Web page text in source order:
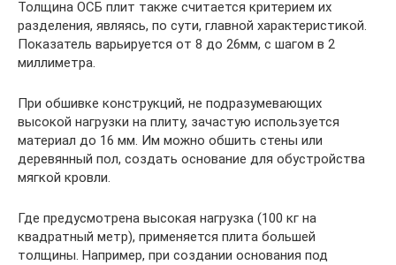
Толщина ОСБ плит также считается критерием их
разделения, являясь, по сути, главной характеристикой.
Показатель варьируется от 8 до 26мм, с шагом в 2
миллиметра.
При обшивке конструкций, не подразумевающих
высокой нагрузки на плиту, зачастую используется
материал до 16 мм. Им можно обшить стены или
деревянный пол, создать основание для обустройства
мягкой кровли.
Где предусмотрена высокая нагрузка (100 кг на
квадратный метр), применяется плита большей
толщины. Например, при создании основания под